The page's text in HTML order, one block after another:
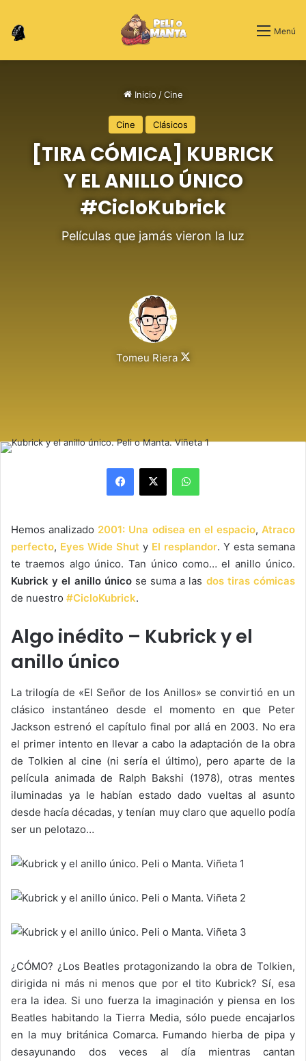
Switch skin Menú
Inicio / Cine
Cine Clásicos
[TIRA CÓMICA] KUBRICK
Y EL ANILLO ÚNICO
#CicloKubrick
Películas que jamás vieron la luz
Tomeu Riera
Follow
Facebook
X WhatsApp
Hemos analizado 2001: Una odisea en el espacio, Atraco
perfecto, Eyes Wide Shut y El resplandor. Y esta semana
te traemos algo único. Tan único como… el anillo único.
Kubrick y el anillo únicose suma a las dos tiras cómicas
de nuestro #CicloKubrick.
Algo inédito – Kubrick y el
anillo único
La trilogía de «El Señor de los Anillos» se convirtió en un
clásico instantáneo desde el momento en que Peter
Jackson estrenó el capítulo final por allá en 2003. No era
el primer intento en llevar a cabo la adaptación de la obra
de Tolkien al cine (ni sería el último), pero aparte de la
película animada de Ralph Bakshi (1978), otras mentes
iluminadas ya le habían estado dado vueltas al asunto
desde hacía décadas, y tenían muy claro que aquello podía
ser un pelotazo…
¿CÓMO? ¿Los Beatles protagonizando la obra de Tolkien,
dirigida ni más ni menos que por el tito Kubrick? Sí, esa
era la idea. Si uno fuerza la imaginación y piensa en los
Beatles habitando la Tierra Media, sólo puede encajarlos
en la muy británica Comarca. Fumando hierba de pipa y
desayunando dos veces al día mientras cantan